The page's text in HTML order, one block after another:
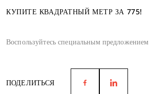
КУПИТЕ КВАДРАТНЫЙ МЕТР ЗА 775!
Воспользуйтесь специальным предложением
ПОДЕЛИТЬСЯ